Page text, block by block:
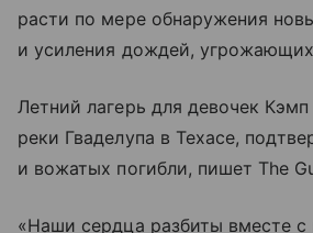
расти по мере обнаружения
и усиления дождей, угрожающих
Летний лагерь для девочек
реки Гваделупа в Техасе,
и вожатых погибли, пишет The
«Наши сердца разбиты вместе